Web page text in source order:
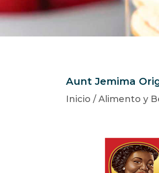
Aunt Jemima
Inicio /Alimento y